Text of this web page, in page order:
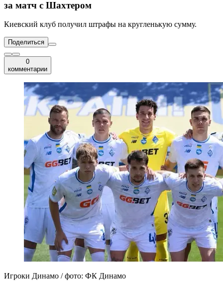
за матч с Шахтером
Киевский клуб получил штрафы на кругленькую сумму.
Поделиться
0
комментарии
Игроки Динамо / фото: ФК Динамо